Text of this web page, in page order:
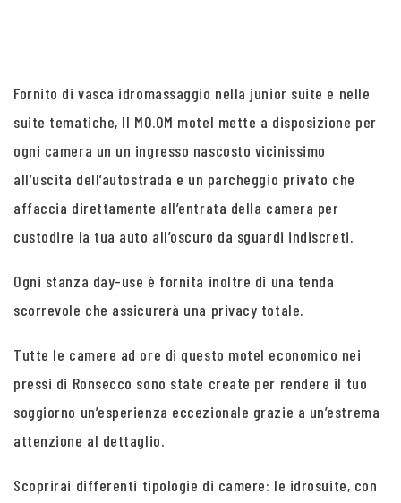
Fornito di vasca idromassaggio nella junior suite e nelle
suite tematiche, Il MO.OM motel mette a disposizione per
ogni camera un un ingresso nascosto vicinissimo
all’uscita dell’autostrada e un parcheggio privato che
affaccia direttamente all’entrata della camera per
custodire la tua auto all’oscuro da sguardi indiscreti.
Ogni stanza day-use è fornita inoltre di una tenda
scorrevole che assicurerà una privacy totale.
Tutte le camere ad ore di questo motel economico nei
pressi di Ronsecco sono state create per rendere il tuo
soggiorno un’esperienza eccezionale grazie a un’estrema
attenzione al dettaglio.
Scoprirai differenti tipologie di camere: le idrosuite, con